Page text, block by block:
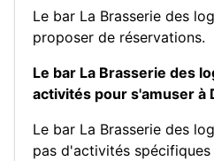
Le bar La Brasserie des
proposer de réservations.
Le bar La Brasserie des
activités pour s'amuser à
Le bar La Brasserie des
pas d'activités